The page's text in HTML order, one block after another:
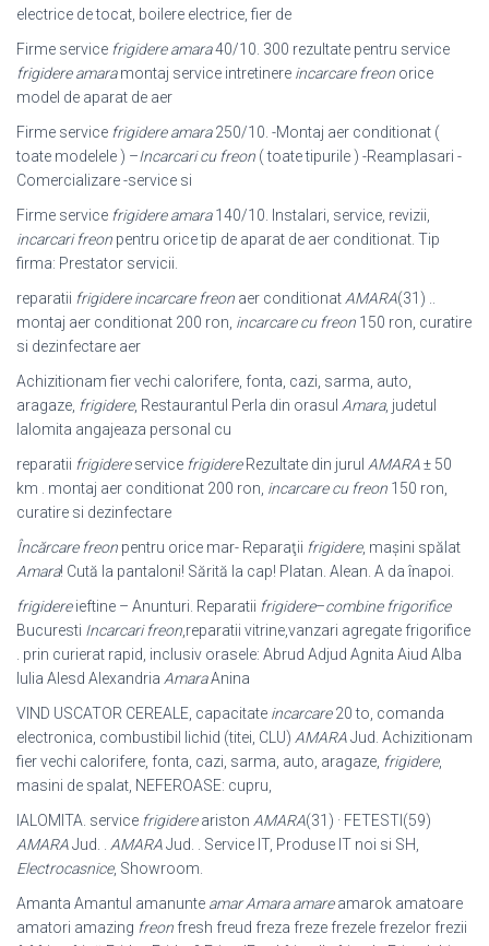
electrice de tocat, boilere electrice, fier de
Firme service frigidere amara40/10. 300 rezultate pentru service
frigidere amaramontaj service intretinere incarcare freon orice
model de aparat de aer
Firme service frigidere amara250/10. -Montaj aer conditionat (
toate modelele ) –Incarcari cu freon ( toate tipurile ) -Reamplasari -
Comercializare -service si
Firme service frigidere amara140/10. Instalari, service, revizii,
incarcari freon pentru orice tip de aparat de aer conditionat. Tip
firma: Prestator servicii.
reparatii frigidere incarcare freon aer conditionat AMARA(31) ..
montaj aer conditionat 200 ron, incarcare cu freon 150 ron, curatire
si dezinfectare aer
Achizitionam fier vechi calorifere, fonta, cazi, sarma, auto,
aragaze, frigidere, Restaurantul Perla din orasul Amara, judetul
Ialomita angajeaza personal cu
reparatii frigidereservice frigidereRezultate din jurul AMARA± 50
km . montaj aer conditionat 200 ron, incarcare cu freon 150 ron,
curatire si dezinfectare
Încărcare freon pentru orice mar- Reparaţii frigidere, maşini spălat
Amara! Cută la pantaloni! Sărită la cap! Platan. Alean. A da înapoi.
frigidereieftine – Anunturi. Reparatii frigidere–combine frigorifice
Bucuresti Incarcari freon ,reparatii vitrine,vanzari agregate frigorifice
. prin curierat rapid, inclusiv orasele: Abrud Adjud Agnita Aiud Alba
Iulia Alesd Alexandria AmaraAnina
VIND USCATOR CEREALE, capacitate incarcare20 to, comanda
electronica, combustibil lichid (titei, CLU) AMARAJud. Achizitionam
fier vechi calorifere, fonta, cazi, sarma, auto, aragaze, frigidere,
masini de spalat, NEFEROASE: cupru
IALOMITA. service frigidereariston AMARA(31) · FETESTI(59)
AMARAJud. . AMARAJud. . Service IT, Produse IT noi si SH,
Electrocasnice, Showroom.
Amanta Amantul amanunte amar Amara amareamarok amatoare
amatori amazing freon fresh freud freza freze frezele frezelor frezii